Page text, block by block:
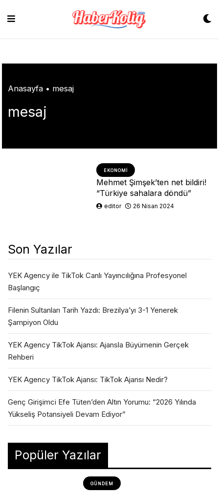
Anasayfa • mesaj
mesaj
EKONOMI
Mehmet Şimşek’ten net bildiri!
“Türkiye sahalara döndü”
editor 26 Nisan 2024
Son Yazılar
YEK Agency ile TikTok Canlı Yayıncılığına Profesyonel
Başlangıç
Filenin Sultanları Tarih Yazdı: Brezilya’yı 3-1 Yenerek
Şampiyon Oldu
YEK Agency TikTok Ajansı: Ajansla Büyümenin Gerçek
Rehberi
YEK Agency TikTok Ajansı: TikTok Ajansı Nedir?
Genç Girişimci Efe Tüten’den Altın Yorumu: “2026 Yılında
Yükseliş Potansiyeli Devam Ediyor”
Popüler Yazılar
GÜNDEM